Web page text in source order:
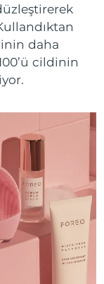
daha
cildinin
tarihi 8/10/26
tarihi8/9/26
tarihi
tarihi8/10/26
tarihi
tarihi
tarihi8/17/26
tarihi 8/10/26